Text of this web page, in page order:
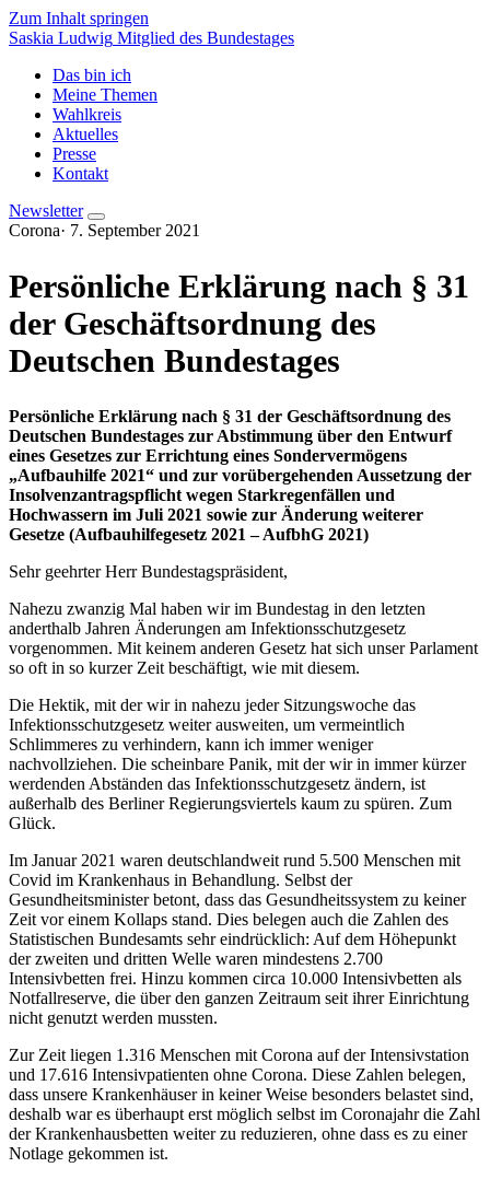
Zum Inhalt springen
Saskia Ludwig Mitglied des Bundestages
Das bin ich
Meine Themen
Wahlkreis
Aktuelles
Presse
Kontakt
Newsletter
Corona· 7. September 2021
Persönliche Erklärung nach § 31
der Geschäftsordnung des
Deutschen Bundestages
Persönliche Erklärung nach § 31 der Geschäftsordnung des
Deutschen Bundestages zur Abstimmung über den Entwurf
eines Gesetzes zur Errichtung eines Sondervermögens
„Aufbauhilfe 2021“ und zur vorübergehenden Aussetzung der
Insolvenzantragspflicht wegen Starkregenfällen und
Hochwassern im Juli 2021 sowie zur Änderung weiterer
Gesetze (Aufbauhilfegesetz 2021 – AufbhG 2021)
Sehr geehrter Herr Bundestagspräsident,
Nahezu zwanzig Mal haben wir im Bundestag in den letzten
anderthalb Jahren Änderungen am Infektionsschutzgesetz
vorgenommen. Mit keinem anderen Gesetz hat sich unser Parlament
so oft in so kurzer Zeit beschäftigt, wie mit diesem.
Die Hektik, mit der wir in nahezu jeder Sitzungswoche das
Infektionsschutzgesetz weiter ausweiten, um vermeintlich
Schlimmeres zu verhindern, kann ich immer weniger
nachvollziehen. Die scheinbare Panik, mit der wir in immer kürzer
werdenden Abständen das Infektionsschutzgesetz ändern, ist
außerhalb des Berliner Regierungsviertels kaum zu spüren. Zum
Glück.
Im Januar 2021 waren deutschlandweit rund 5.500 Menschen mit
Covid im Krankenhaus in Behandlung. Selbst der
Gesundheitsminister betont, dass das Gesundheitssystem zu keiner
Zeit vor einem Kollaps stand. Dies belegen auch die Zahlen des
Statistischen Bundesamts sehr eindrücklich: Auf dem Höhepunkt
der zweiten und dritten Welle waren mindestens 2.700
Intensivbetten frei. Hinzu kommen circa 10.000 Intensivbetten als
Notfallreserve, die über den ganzen Zeitraum seit ihrer Einrichtung
nicht genutzt werden mussten.
Zur Zeit liegen 1.316 Menschen mit Corona auf der Intensivstation
und 17.616 Intensivpatienten ohne Corona. Diese Zahlen belegen,
dass unsere Krankenhäuser in keiner Weise besonders belastet sind,
deshalb war es überhaupt erst möglich selbst im Coronajahr die Zahl
der Krankenhausbetten weiter zu reduzieren, ohne dass es zu einer
Notlage gekommen ist.